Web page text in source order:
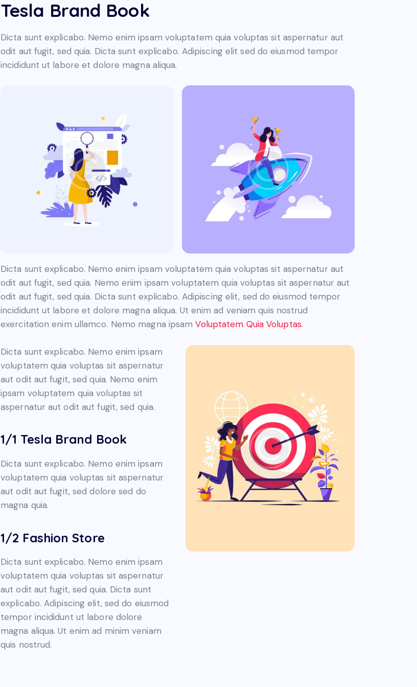
Tesla Brand Book
Dicta sunt explicabo. Nemo enim ipsam voluptatem quia voluptas sit aspernatur aut
odit aut fugit, sed quia. Dicta sunt explicabo. Adipiscing elit sed do eiusmod tempor
incididunt ut labore et dolore magna aliqua.
Dicta sunt explicabo. Nemo enim ipsam voluptatem quia voluptas sit aspernatur aut
odit aut fugit, sed quia. Nemo enim ipsam voluptatem quia voluptas sit aspernatur aut
odit aut fugit, sed quia. Dicta sunt explicabo. Adipiscing elit, sed do eiusmod tempor
incididunt ut labore et dolore magna aliqua. Ut enim ad veniam quis nostrud
exercitation enim ullamco. Nemo magna ipsamVoluptatem Quia Voluptas.
Dicta sunt explicabo. Nemo enim ipsam
voluptatem quia voluptas sit aspernatur
aut odit aut fugit, sed quia. Nemo enim
ipsam voluptatem quia voluptas sit
aspernatur aut odit aut fugit, sed quia.
1/1 Tesla Brand Book
Dicta sunt explicabo. Nemo enim ipsam
voluptatem quia voluptas sit aspernatur
aut odit aut fugit, sed dolore sed do
magna quia.
1/2 Fashion Store
Dicta sunt explicabo. Nemo enim ipsam
voluptatem quia voluptas sit aspernatur
aut odit aut fugit, sed quia. Dicta sunt
explicabo. Adipiscing elit, sed do eiusmod
tempor incididunt ut labore dolore
magna aliqua. Ut enim ad minim veniam
quis nostrud.